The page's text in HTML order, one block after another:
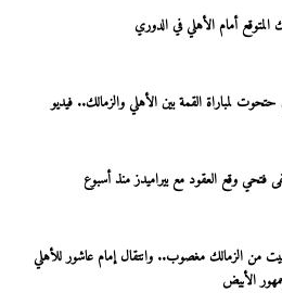
المتوقع أمام الأهلي في الدوري
لمباراة القمة بين الأهلي والزمالك.. فيديو
فتحي وقع العقود مع بيراميدز منذ أسبوع
من الزمالك مغصوب.. وانتقال إمام عاشور للأهلي
الأبيض